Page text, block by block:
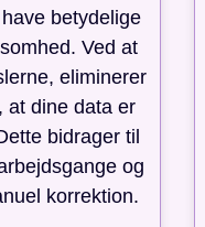
betydelige
Ved at
eliminerer
at dine data er
bidrager til
og
korrektion.